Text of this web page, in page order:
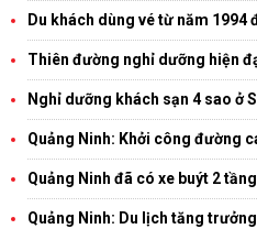
Du khách dùng vé từ năm 1994
Thiên đường nghỉ dưỡng hiện
Nghỉ dưỡng khách sạn 4 sao ở
Quảng Ninh: Khởi công đường
Quảng Ninh đã có xe buýt 2
Quảng Ninh: Du lịch tăng